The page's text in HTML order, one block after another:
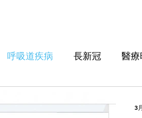
呼吸道疾病 長新冠 醫
3